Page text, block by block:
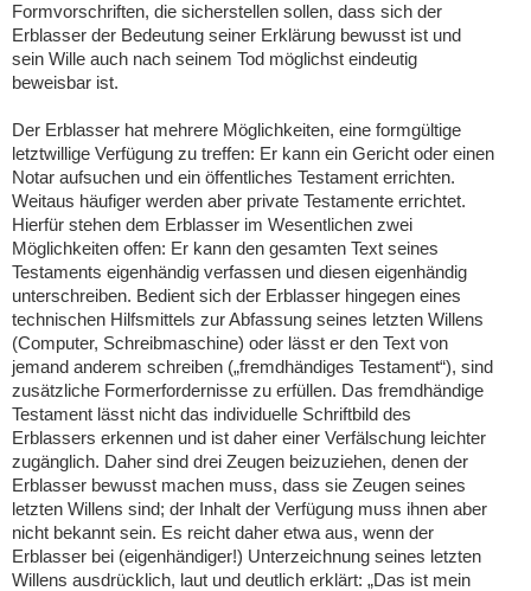
Formvorschriften, die sicherstellen sollen, dass sich der
Erblasser der Bedeutung seiner Erklärung bewusst ist und
sein Wille auch nach seinem Tod möglichst eindeutig
beweisbar ist.
Der Erblasser hat mehrere Möglichkeiten, eine formgültige
letztwillige Verfügung zu treffen: Er kann ein Gericht oder einen
Notar aufsuchen und ein öffentliches Testament errichten.
Weitaus häufiger werden aber private Testamente errichtet.
Hierfür stehen dem Erblasser im Wesentlichen zwei
Möglichkeiten offen: Er kann den gesamten Text seines
Testaments eigenhändig verfassen und diesen eigenhändig
unterschreiben. Bedient sich der Erblasser hingegen eines
technischen Hilfsmittels zur Abfassung seines letzten Willens
(Computer, Schreibmaschine) oder lässt er den Text von
jemand anderem schreiben („fremdhändiges Testament“), sind
zusätzliche Formerfordernisse zu erfüllen. Das fremdhändige
Testament lässt nicht das individuelle Schriftbild des
Erblassers erkennen und ist daher einer Verfälschung leichter
zugänglich. Daher sind drei Zeugen beizuziehen, denen der
Erblasser bewusst machen muss, dass sie Zeugen seines
letzten Willens sind; der Inhalt der Verfügung muss ihnen aber
nicht bekannt sein. Es reicht daher etwa aus, wenn der
Erblasser bei (eigenhändiger!) Unterzeichnung seines letzten
Willens ausdrücklich, laut und deutlich erklärt: „Das ist mein